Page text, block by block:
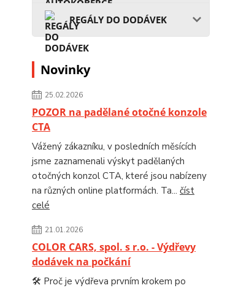
REGÁLY DO DODÁVEK
Novinky
25.02.2026
POZOR na padělané otočné konzole
CTA
Vážený zákazníku, v posledních měsících
jsme zaznamenali výskyt padělaných
otočných konzol CTA, které jsou nabízeny
na různých online platformách. Ta... číst
celé
21.01.2026
COLOR CARS, spol. s r.o. - Výdřevy
dodávek na počkání
🛠️ Proč je výdřeva prvním krokem po